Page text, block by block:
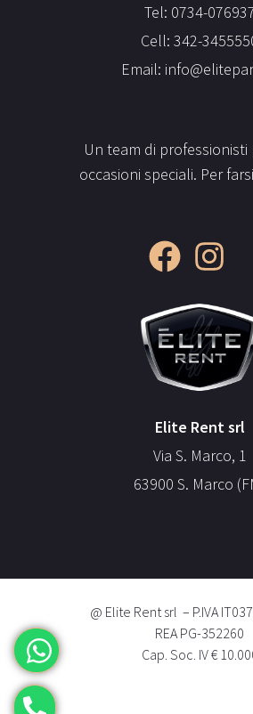
Tel: 0734-
Cell: 342-
Email:
Un team di
occasioni speciali. Per
Elite Rent srl
Via S. Marco, 1
63900 S. Marco
@ Elite Rent srl – P.IVA
REA PG-352260
Cap. Soc. IV €